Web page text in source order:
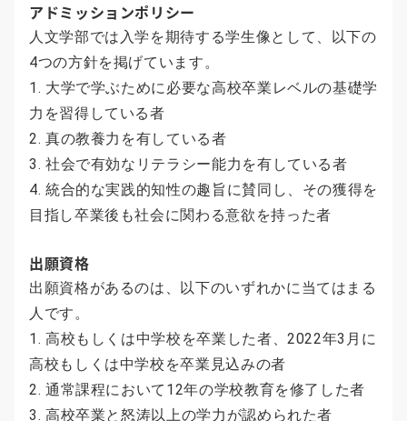
アドミッションポリシー
人文学部では入学を期待する学生像として、以下の
4つの方針を掲げています。
1. 大学で学ぶために必要な高校卒業レベルの基礎学
力を習得している者
2. 真の教養力を有している者
3. 社会で有効なリテラシー能力を有している者
4. 統合的な実践的知性の趣旨に賛同し、その獲得を
目指し卒業後も社会に関わる意欲を持った者
出願資格
出願資格があるのは、以下のいずれかに当てはまる
人です。
1. 高校もしくは中学校を卒業した者、2022年3月に
高校もしくは中学校を卒業見込みの者
2. 通常課程において12年の学校教育を修了した者
3. 高校卒業と怒涛以上の学力が認められた者